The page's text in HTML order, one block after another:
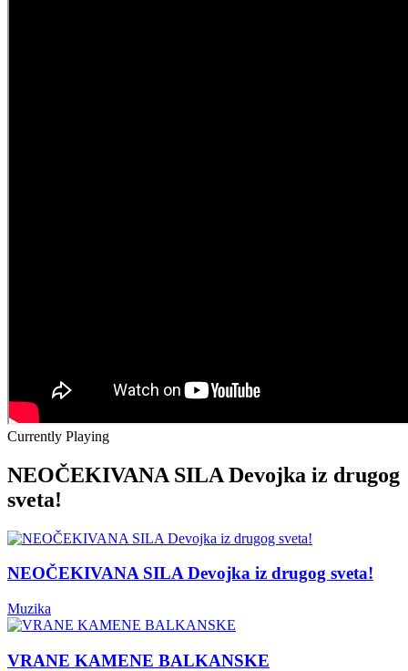
Currently Playing
NEOČEKIVANA SILA Devojka iz drugog
sveta!
NEOČEKIVANA SILA Devojka iz drugog sveta!
Muzika
VRANE KAMENE BALKANSKE